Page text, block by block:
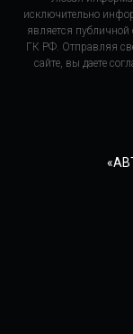
исключительно
является
ГК РФ. Отправляя
сайте, вы даете